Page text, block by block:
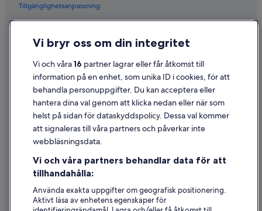
Tillgänglighetsanpassning
Cookies
Användarvillkor
Juridisk information/Kontakta oss
Riktlinjer för innehåll och anmäla innehåll
Hjälp
Avboka eller ändra din bokning
Återbetalningsprocess och tidslinjer
Boka ett flyg med flygbolagskredit
Vi bryr oss om din integritet
Vi och våra16 partner lagrar eller får åtkomst till
information på en enhet, som unika ID i cookies, för att
behandla personuppgifter. Du kan acceptera eller
hantera dina val genom att klicka nedan eller när som
helst på sidan för dataskyddspolicy. Dessa val kommer
att signaleras till våra partners och påverkar inte
webbläsningsdata.
Vi och våra partners behandlar data för att
tillhandahålla:
Använda exakta uppgifter om geografisk positionering.
Aktivt läsa av enhetens egenskaper för